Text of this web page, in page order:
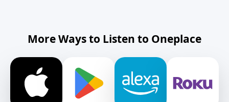
More Ways to Listen to Oneplace